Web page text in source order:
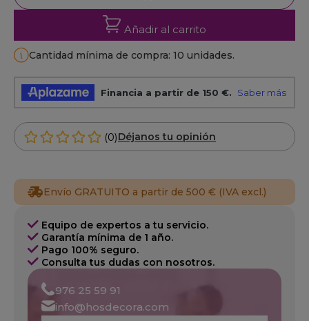
Añadir al carrito
Cantidad mínima de compra: 10 unidades.
(0)Déjanos tu opinión
Envío GRATUITO a partir de 500 € (IVA excl.)
Equipo de expertos a tu servicio.
Garantía mínima de 1 año.
Pago 100% seguro.
Consulta tus dudas con nosotros.
976 25 59 91
info@hosdecora.com